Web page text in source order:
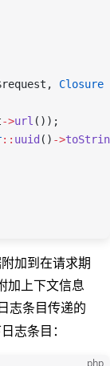
, Closure
->url ());
:: uuid () ->
加到在请求期
加上下文信息
志条目传递的
志条目：
php